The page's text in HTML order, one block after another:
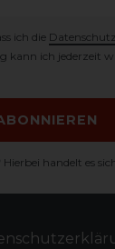
ich die
kann ich jederzeit
Hierbei handelt es